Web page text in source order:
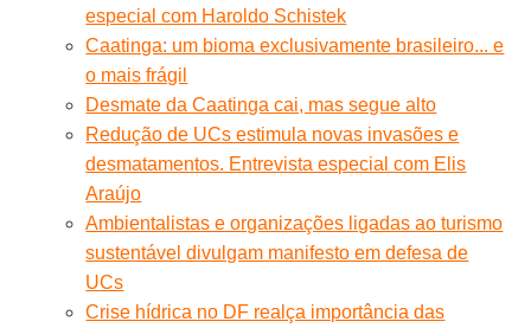
especial com Haroldo Schistek
Caatinga: um bioma exclusivamente brasileiro... e
o mais frágil
Desmate da Caatinga cai, mas segue alto
Redução de UCs estimula novas invasões e
desmatamentos. Entrevista especial com Elis
Araújo
Ambientalistas e organizações ligadas ao turismo
sustentável divulgam manifesto em defesa de
UCs
Crise hídrica no DF realça importância das